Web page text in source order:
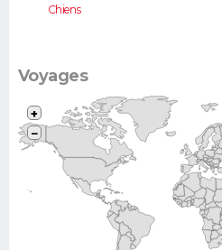
Chiens
Voyages
+
−